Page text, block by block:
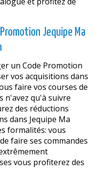
Jequipe Ma
un Code Promotion
vos acquisitions dans
faire vos courses de
n'avez qu'à suivre
des réductions
dans Jequipe Ma
formalités: vous
faire ses commandes
vous profiterez des